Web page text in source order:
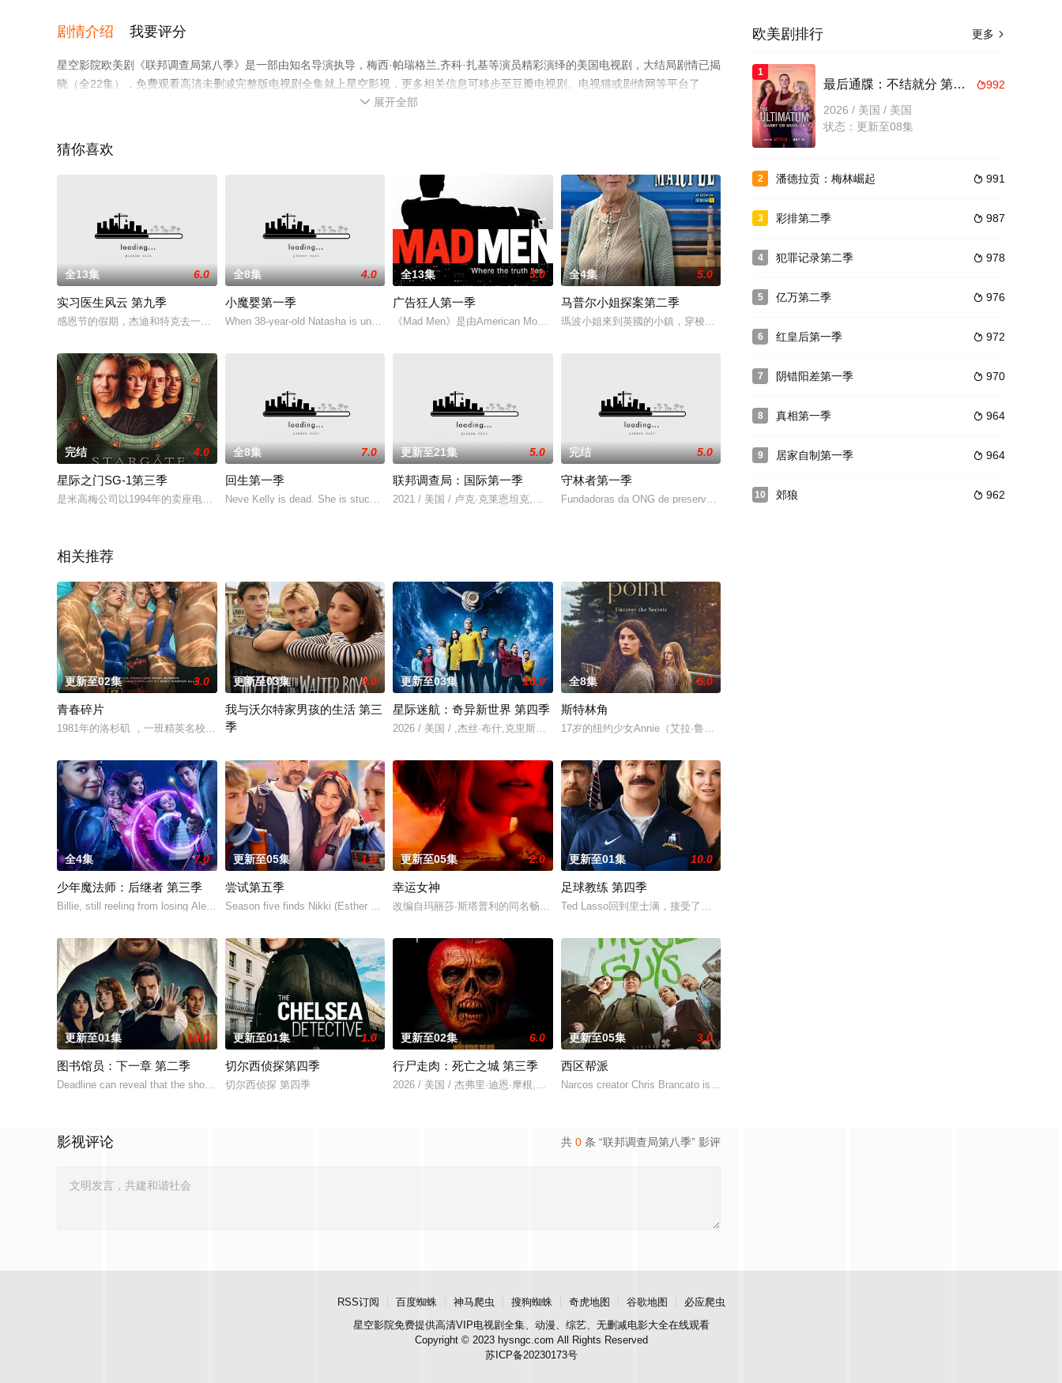
剧情介绍 我要评分
星空影院欧美剧《联邦调查局第八季》是一部由知名导演执导，梅西·帕瑞格兰,齐科·扎基等演员精彩演绎的美国电视剧，大结局剧情已揭
晓（全22集），免费观看高清未删减完整版电视剧全集就上星空影视，更多相关信息可移步至豆瓣电视剧、电视猫或剧情网等平台了
 展开全部
猜你喜欢
全13集 6.0
实习医生风云 第九季
感恩节的假期，杰迪和特克去一家名叫"免费诊所"的酒吧放松心情，但是
全8集 4.0
小魔婴第一季
When 38-year-old Natasha is unexpectedly la
全13集 5.0
广告狂人第一季
《Mad Men》是由American Movie Classics公司出品的美剧。该
全4集 5.0
马普尔小姐探案第二季
瑪波小姐來到英國的小鎮，穿梭於過去與現在，為富家小姐Gwenda破解一個浮現在幻覺中的
完结 4.0
星际之门SG-1第三季
是米高梅公司以1994年的卖座电影"STARGATE"为蓝本延伸制
全8集 7.0
回生第一季
Neve Kelly is dead. She is stuck in limbo a
更新至21集 5.0
联邦调查局：国际第一季
2021 / 美国 / 卢克·克莱恩坦克,海达·里德,Carter,Redwood,维内萨·维迪托,克里斯蒂安
完结 5.0
守林者第一季
Fundadoras da ONG de preservação ambiental
相关推荐
更新至02集 3.0
青春碎片
1981年的洛杉矶 ，一班精英名校的高中生原本过住灿烂生活，直至一位神秘转校生出现。与
更新至03集 9.0
我与沃尔特家男孩的生活 第三
季
更新至03集 10.0
星际迷航：奇异新世界 第四季
2026 / 美国 / ,杰丝·布什,克里斯蒂娜·钟,西莉亚·罗丝·古丁,阿德里安·霍姆斯,克里斯汀·霍恩,丹
全8集 5.0
斯特林角
17岁的纽约少女Annie（艾拉·鲁宾 饰）和双胞胎哥哥由养父抚养长大。她无意中继承了
全4集 7.0
少年魔法师：后继者 第三季
Billie, still reeling from losing Alex at t
更新至05集 1.0
尝试第五季
Season five finds Nikki (Esther Smith) and
更新至05集 2.0
幸运女神
改编自玛丽莎·斯塔普利的同名畅销小说，讲述专业骗子“幸运儿”露西（安雅·泰勒-乔伊 饰
更新至01集 10.0
足球教练 第四季
Ted Lasso回到里士满，接受了他迄今为止最大的挑战：执教一支乙级联赛的女子足球队
更新至01集 10.0
图书馆员：下一章 第二季
Deadline can reveal that the show has also
更新至01集 1.0
切尔西侦探第四季
切尔西侦探 第四季
更新至02集 6.0
行尸走肉：死亡之城 第三季
2026 / 美国 / 杰弗里·迪恩·摩根,劳伦·科汉
更新至05集 3.0
西区帮派
Narcos creator Chris Brancato is developing
共 0 条 “联邦调查局第八季” 影评
影视评论
更多 
欧美剧排行
1
992
最后通牒：不结就分 第四季
2026 / 美国 / 美国
状态：更新至08集
2  991
潘德拉贡：梅林崛起
3  987
彩排第二季
4  978
犯罪记录第二季
5  976
亿万第二季
6  972
红皇后第一季
7  970
阴错阳差第一季
8  964
真相第一季
9  964
居家自制第一季
10  962
郊狼
RSS订阅 百度蜘蛛 神马爬虫 搜狗蜘蛛 奇虎地图 谷歌地图
必应爬虫
星空影院免费提供高清VIP电视剧全集、动漫、综艺、无删减电影大全在线观看
Copyright © 2023 hysngc.com All Rights Reserved
苏ICP备20230173号